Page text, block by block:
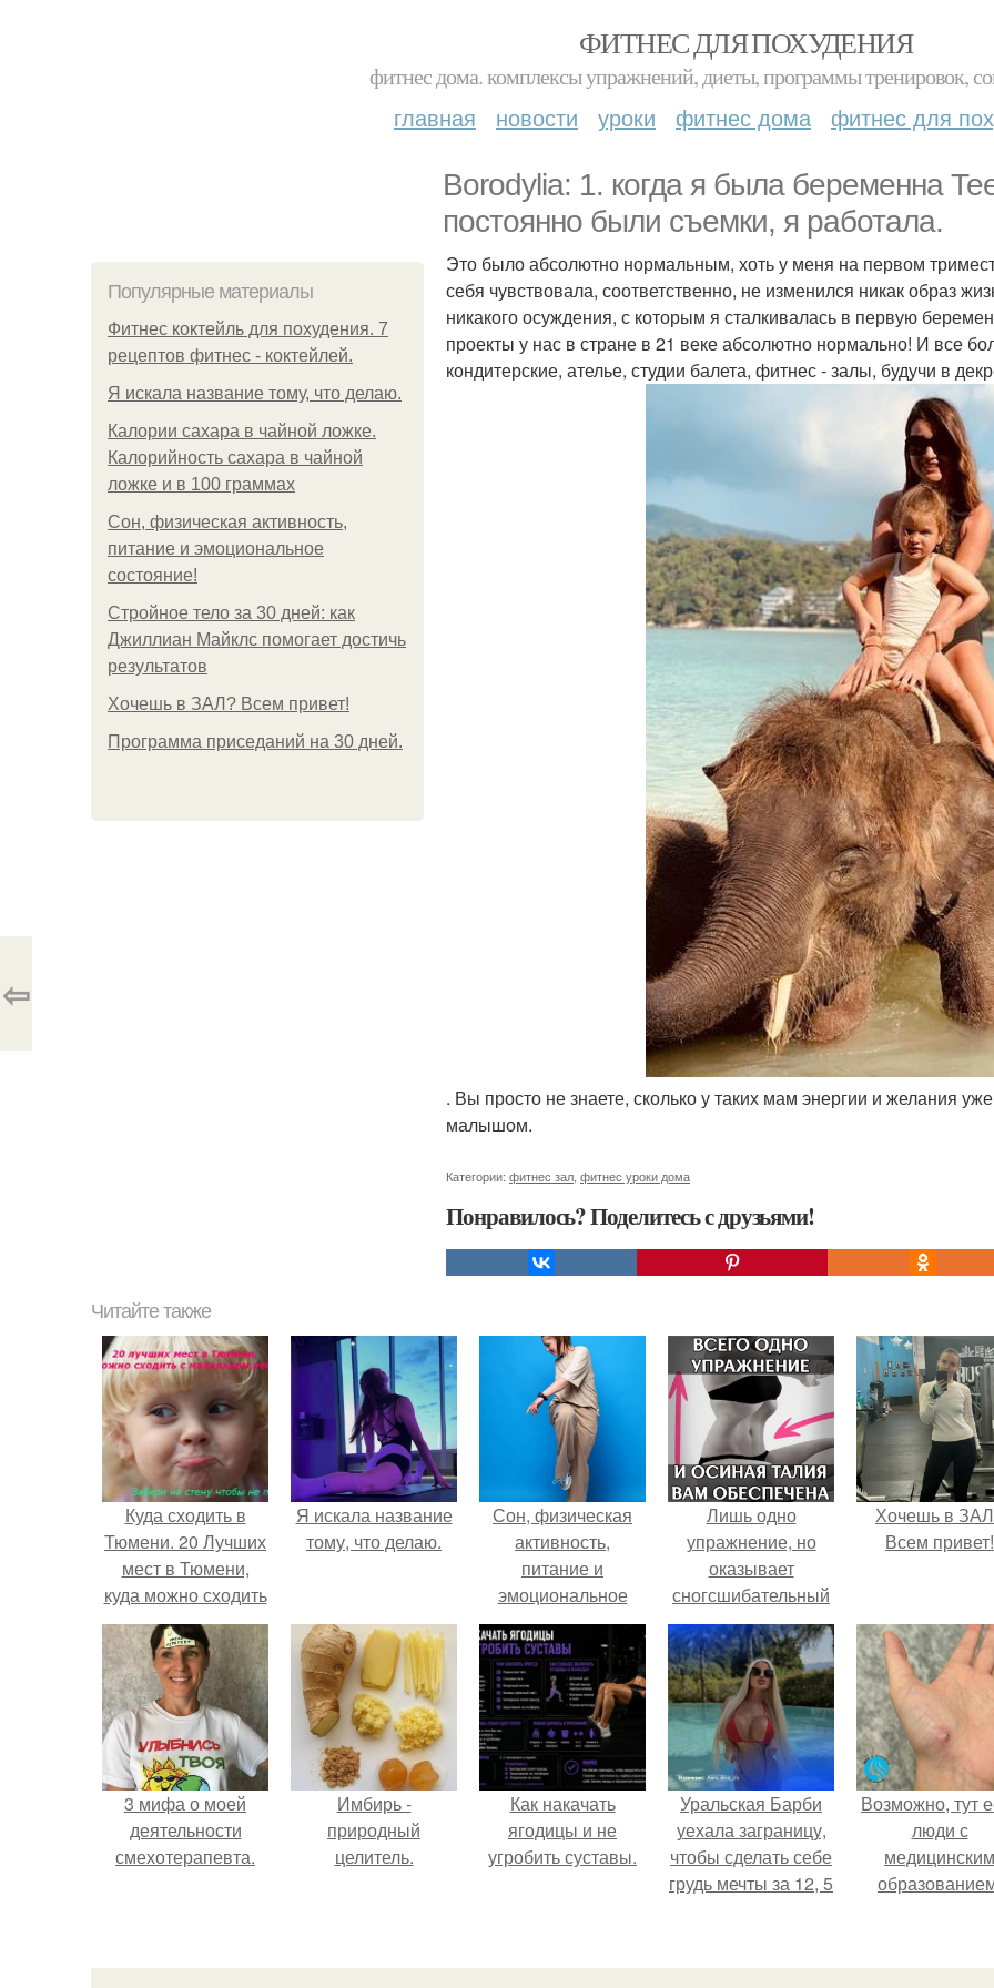
ФИТНЕС ДЛЯ ПОХУДЕНИЯ
фитнес дома. комплексы упражнений, диеты, программы тренировок,
главная новости уроки фитнес дома фитнес для
Borodylia: 1. когда я была беременна
постоянно были съемки, я работала.
Популярные материалы
Фитнес коктейль для похудения. 7
рецептов фитнес - коктейлей.
Я искала название тому, что делаю.
Калории сахара в чайной ложке.
Калорийность сахара в чайной
ложке и в 100 граммах
Сон, физическая активность,
питание и эмоциональное
состояние!
Стройное тело за 30 дней: как
Джиллиан Майклс помогает достичь
результатов
Хочешь в ЗАЛ? Всем привет!
Программа приседаний на 30 дней.
Это было абсолютно нормальным, хоть у меня на первом
себя чувствовала, соответственно, не изменился никак образ
никакого осуждения, с которым я сталкивалась в первую
проекты у нас в стране в 21 веке абсолютно нормально! И все
кондитерские, ателье, студии балета, фитнес - залы, будучи в
. Вы просто не знаете, сколько у таких мам энергии и желания
малышом.
Категории: фитнес зал фитнес уроки дома
Понравилось? Поделитесь с друзьями!
⇦
Читайте также
Куда сходить в
Тюмени. 20 Лучших
мест в Тюмени,
куда можно сходить
с маленьким
ребенком
Я искала название
тому, что делаю.
Сон, физическая
активность,
питание и
эмоциональное
состояние!
Лишь одно
упражнение, но
оказывает
сногсшибательный
эффект: "Осиная"
талия и плоский
живот - при этом
огромная польза
для здоровья!
Хочешь в
Всем привет!
3 мифа о моей
деятельности
смехотерапевта.
Имбирь -
природный
целитель.
Как накачать
ягодицы и не
угробить суставы.
Уральская Барби
уехала заграницу,
чтобы сделать себе
грудь мечты за 12, 5
Возможно, тут
люди с
медицинским